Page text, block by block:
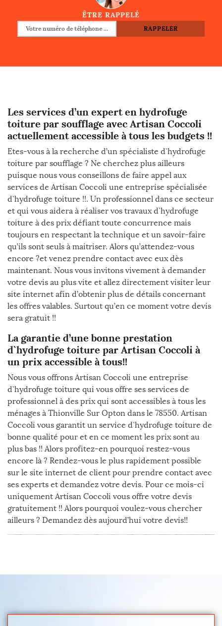
ÊTRE RAPPELÉ
Les services d’un expert en hydrofuge
toiture par soufflage avec Artisan Coccoli
actuellement accessible à tous les budgets !!
Etes-vous à la recherche d’un spécialiste d`hydrofuge
toiture par soufflage ? Ne cherchez plus ailleurs
puisque nous vous conseillons de faire appel aux
services de Artisan Coccoli une entreprise spécialisée
d`hydrofuge toiture !!. Un professionnel dans ce secteur
et qui vous aidera à réaliser vos travaux d`hydrofuge
toiture à des prix défiant toute concurrence mais
toujours en respectant la technique et un savoir-faire
qu’ils sont seuls à maitriser. Alors qu’attendez-vous
encore ?et venez prendre contact avec eux dès
maintenant. Nous vous invitons vivement à demander
votre devis au plus vite et allez directement visiter leur
site internet afin d’obtenir plus de détails concernant
les offres valables. Surtout qu’en ce moment votre devis
sera gratuit !!
La garantie d’une bonne prestation
d`hydrofuge toiture par Artisan Coccoli à
un prix accessible à tous!!
Nous vous offrons Artisan Coccoli une entreprise
d`hydrofuge toiture qui vous offre ses services de
professionnel à des prix qui sont accessibles à tous les
ménages à Thionville Sur Opton dans le 78550. Artisan
Coccoli vous garantit un service d`hydrofuge toiture de
bonne qualité pour et en ce moment les prix sont au
plus bas !! Alors profitez-en pourquoi restez-vous
encore là ? Rendez-vous le plus rapidement possible
sur le site internet de client pour prendre contact avec
ses experts et demandez votre devis. Pour ce mois-ci
uniquement Artisan Coccoli vous offre votre devis
gratuitement !! Alors pourquoi voulez-vous chercher
ailleurs ? Demandez dès aujourd’hui votre devis!!